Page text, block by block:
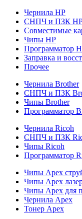
Чернила HP
СНПЧ и ПЗК
Совместимые
Чипы HP
Программатор
Заправка и
Прочее
Чернила Brother
СНПЧ и ПЗК
Чипы Brother
Программатор
Чернила Ricoh
СНПЧ и ПЗК
Чипы Ricoh
Программатор
Чипы Apex
Чипы Apex
Чипы Apex для
Чернила Apex
Тонер Apex